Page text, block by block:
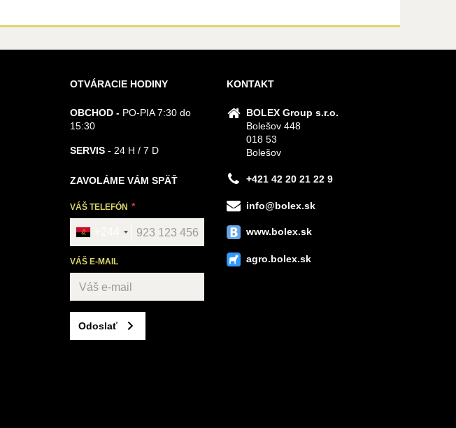
OTVÁRACIE HODINY
OBCHOD - PO-PIA 7:30 do
15:30
SERVIS - 24 H / 7 D
ZAVOLÁME VÁM SPÄŤ
VÁŠ TELEFÓN
VÁŠ E-MAIL
Odoslať
KONTAKT
BOLEX Group s.r.o.
Bolešov 448
018 53
Bolešov
+421 42 20 21 22 9
info@bolex.sk
www.bolex.sk
agro.bolex.sk